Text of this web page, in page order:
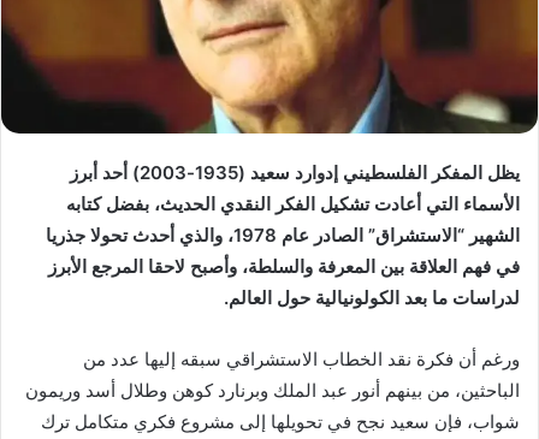
يظل المفكر الفلسطيني إدوارد سعيد (1935-2003) أحد أبرز
الأسماء التي أعادت تشكيل الفكر النقدي الحديث، بفضل كتابه
الشهير “الاستشراق” الصادر عام 1978، والذي أحدث تحولا جذريا
في فهم العلاقة بين المعرفة والسلطة، وأصبح لاحقا المرجع الأبرز
لدراسات ما بعد الكولونيالية حول العالم.
ورغم أن فكرة نقد الخطاب الاستشراقي سبقه إليها عدد من
الباحثين، من بينهم أنور عبد الملك وبرنارد كوهن وطلال أسد وريمون
شواب، فإن سعيد نجح في تحويلها إلى مشروع فكري متكامل ترك